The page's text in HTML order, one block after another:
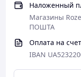
• "AGM" - для AGM-
MOTORCYCLE" -
REPAIR " –
Характеристики:
• Производитель:
• Питание:
Наложенный
Магазины
ПОШТА
Оплата на счет
IBAN